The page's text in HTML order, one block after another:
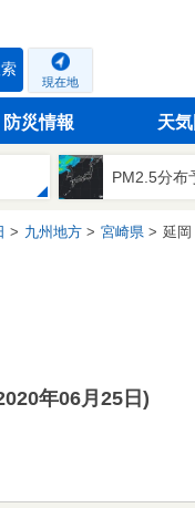
現在地
防災情報 天気
PM2.5分布
九州地方 宮崎県 延岡
年06月25日)